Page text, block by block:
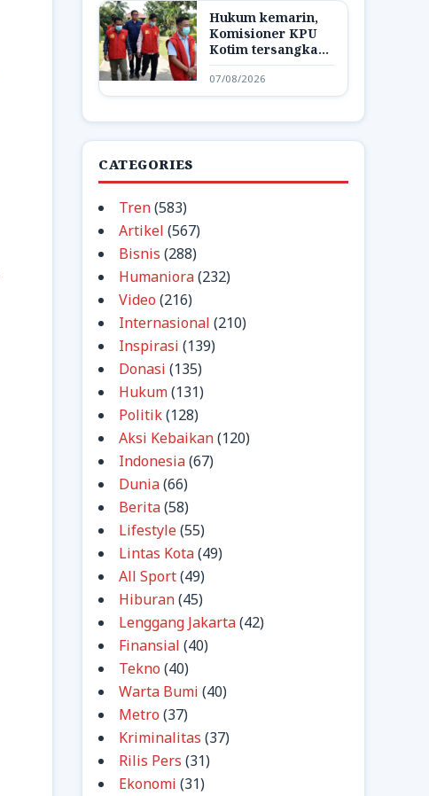
Hukum kemarin,
Komisioner KPU
Kotim tersangka
hingga respon
Bareskrim
07/08/2026
CATEGORIES
Tren(583)
Artikel (567)
Bisnis (288)
Humaniora(232)
Video (216)
Internasional (210)
Inspirasi (139)
Donasi (135)
Hukum(131)
Politik(128)
Aksi Kebaikan(120)
Indonesia(67)
Dunia(66)
Berita(58)
Lifestyle(55)
Lintas Kota(49)
All Sport(49)
Hiburan(45)
Lenggang Jakarta(42)
Finansial (40)
Tekno (40)
Warta Bumi (40)
Metro (37)
Kriminalitas (37)
Rilis Pers (31)
Ekonomi (31)